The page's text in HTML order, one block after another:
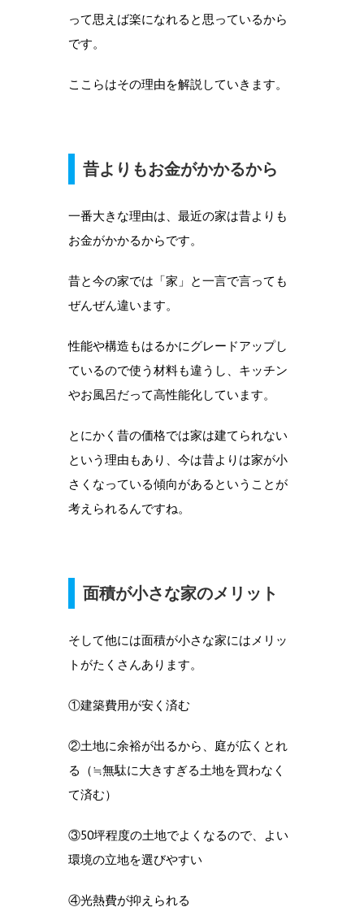
って思えば楽になれると思っているから
です。
ここらはその理由を解説していきます。
昔よりもお金がかかるから
一番大きな理由は、最近の家は昔よりも
お金がかかるからです。
昔と今の家では「家」と一言で言っても
ぜんぜん違います。
性能や構造もはるかにグレードアップし
ているので使う材料も違うし、キッチン
やお風呂だって高性能化しています。
とにかく昔の価格では家は建てられない
という理由もあり、今は昔よりは家が小
さくなっている傾向があるということが
考えられるんですね。
面積が小さな家のメリット
そして他には面積が小さな家にはメリッ
トがたくさんあります。
①建築費用が安く済む
②土地に余裕が出るから、庭が広くとれ
る（≒無駄に大きすぎる土地を買わなく
て済む）
③50坪程度の土地でよくなるので、よい
環境の立地を選びやすい
④光熱費が抑えられる